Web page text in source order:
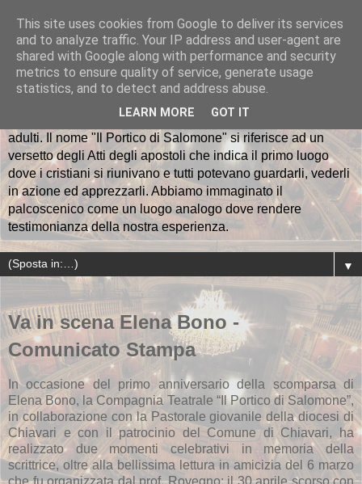
Il Portico di Salomone
La Compagnia teatrale "Il Portico di Salomone" nasce a
una regista, 36 attori, 3 musicisti e un gruppo di collaboratori
adulti. Il nome "Il Portico di Salomone" si riferisce ad un
versetto degli Atti degli apostoli che indica il primo luogo
dove i cristiani si riunivano e tutti potevano guardarli, vederli
in azione ed apprezzarli. Abbiamo immaginato il
palcoscenico come un luogo analogo dove rendere
testimonianza della nostra esperienza.
▼
Va in scena Elena Bono -
Comunicato Stampa
In occasione del primo anniversario della scomparsa di
Elena Bono, la Compagnia Teatrale “Il Portico di Salomone”,
in collaborazione con la Pastorale giovanile della diocesi di
Chiavari e con il patrocinio del Comune di Chiavari, ha
realizzato due momenti celebrativi in memoria della
scrittrice, oltre alla bellissima lettura in amicizia del 6 marzo
che fu organizzata dal prof. Rovegno: il 30 aprile scorso con
This site uses cookies from Google to deliver its services
and to analyze traffic. Your IP address and user-agent are
shared with Google along with performance and security
metrics to ensure quality of service, generate usage
statistics, and to detect and address abuse.
LEARN MORE GOT IT